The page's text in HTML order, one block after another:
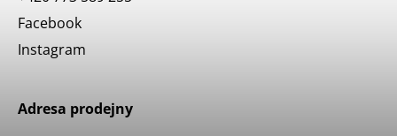
Facebook
Instagram
Adresa prodejny